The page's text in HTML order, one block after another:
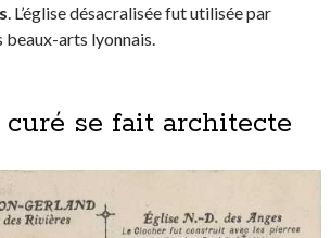
. L’église désacralisée fut utilisée par
beaux-arts lyonnais.
curé se fait architecte